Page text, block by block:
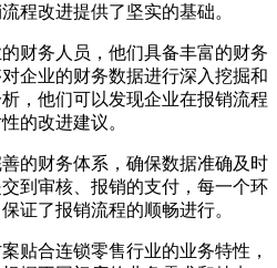
程改进提供了坚实的基础。
财务人员，他们具备丰富的财务
企业的财务数据进行深入挖掘和
，他们可以发现企业在报销流程
的改进建议。
的财务体系，确保数据准确及时
到审核、报销的支付，每一个环
证了报销流程的顺畅进行。
贴合连锁零售行业的业务特性，